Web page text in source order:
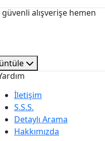
alışverişe hemen
İletişim
S.S.S.
Detaylı Arama
Hakkımızda